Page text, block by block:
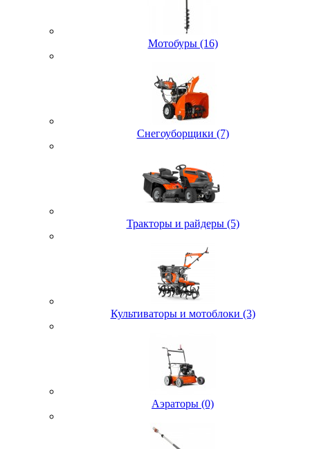
Мотобуры (16)
Снегоуборщики (7)
Тракторы и райдеры (5)
Культиваторы и мотоблоки (3)
Аэраторы (0)